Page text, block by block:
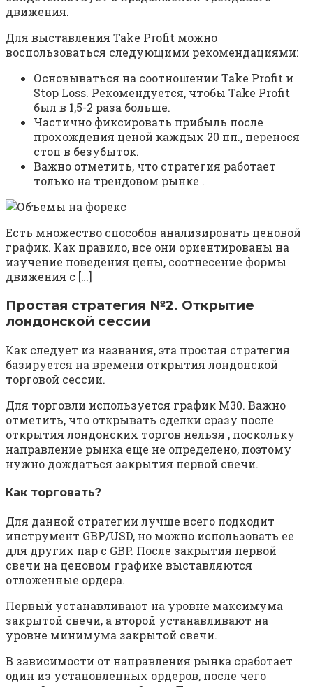
движения.
Для выставления Take Profit можно
воспользоваться следующими рекомендациями:
Основываться на соотношении Take Profit и
Stop Loss. Рекомендуется, чтобы Take Profit
был в 1,5-2 раза больше.
Частично фиксировать прибыль после
прохождения ценой каждых 20 пп., перенося
стоп в безубыток.
Важно отметить, что стратегия работает
только на трендовом рынке .
Есть множество способов анализировать ценовой
график. Как правило, все они ориентированы на
изучение поведения цены, соотнесение формы
движения с […]
Простая стратегия №2. Открытие
лондонской сессии
Как следует из названия, эта простая стратегия
базируется на времени открытия лондонской
торговой сессии.
Для торговли используется график М30. Важно
отметить, что открывать сделки сразу после
открытия лондонских торгов нельзя , поскольку
направление рынка еще не определено, поэтому
нужно дождаться закрытия первой свечи.
Как торговать?
Для данной стратегии лучше всего подходит
инструмент GBP/USD, но можно использовать ее
для других пар с GBP. После закрытия первой
свечи на ценовом графике выставляются
отложенные ордера.
Первый устанавливают на уровне максимума
закрытой свечи, а второй устанавливают на
уровне минимума закрытой свечи.
В зависимости от направления рынка сработает
один из установленных ордеров, после чего